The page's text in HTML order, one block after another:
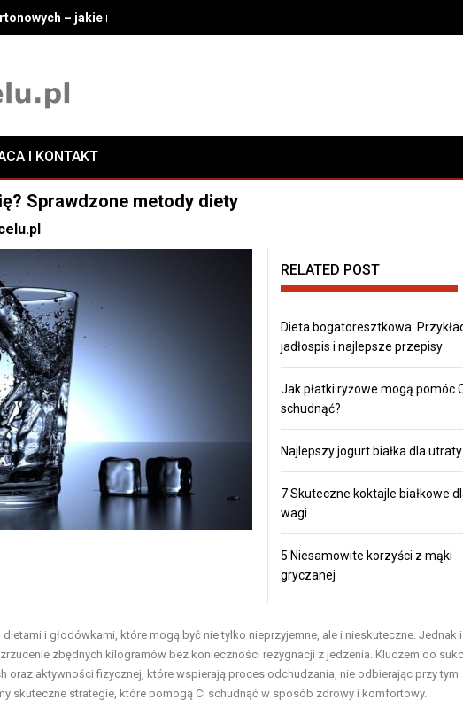
– jakie rozwiązania wybrać do bezpiecznego transportu i
I KONTAKT
Sprawdzone metody diety
RELATED POST
Dieta bogatoresztkowa:
jadłospis i najlepsze przepisy
Jak płatki ryżowe mogą pomóc
schudnąć?
Najlepszy jogurt białka dla
7 Skuteczne koktajle białkowe
wagi
5 Niesamowite korzyści z mąki
gryczanej
i głodówkami, które mogą być nie tylko nieprzyjemne, ale i nieskuteczne. Jednak
zbędnych kilogramów bez konieczności rezygnacji z jedzenia. Kluczem do
oraz aktywności fizycznej, które wspierają proces odchudzania, nie odbierając przy tym
skuteczne strategie, które pomogą Ci schudnąć w sposób zdrowy i komfortowy.